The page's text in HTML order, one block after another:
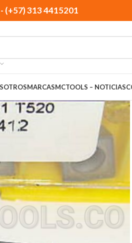
(+57) 313 4415201
MARCASMCTOOLS – NOTICIAS